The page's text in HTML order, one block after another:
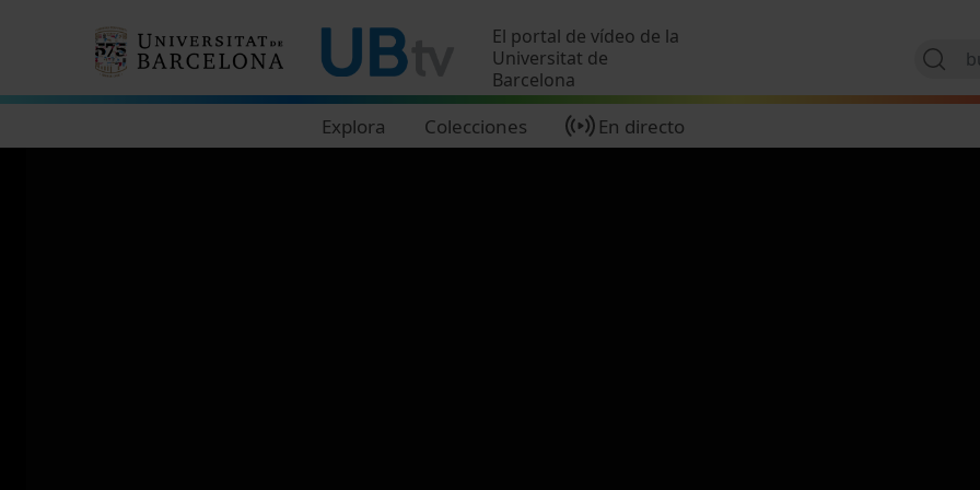
El portal de vídeo de la
Universitat de
Barcelona
Explora Colecciones En directo